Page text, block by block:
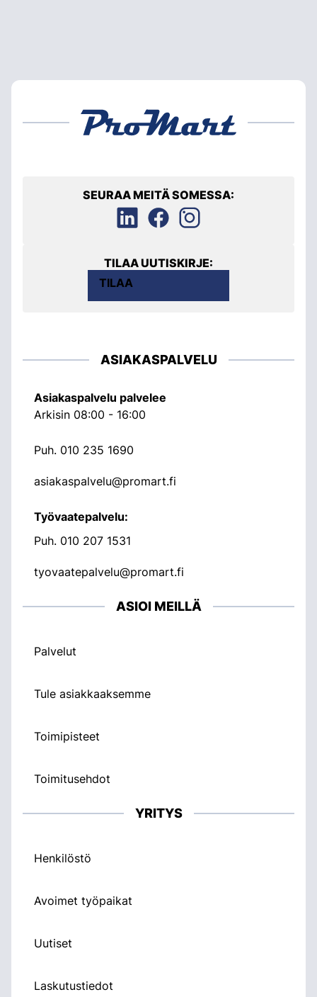
SEURAA MEITÄ SOMESSA:
TILAA UUTISKIRJE:
TILAA
ASIAKASPALVELU
Asiakaspalvelu palvelee
Arkisin 08:00 - 16:00
Puh. 010 235 1690
asiakaspalvelu@promart.fi
Työvaatepalvelu:
Puh. 010 207 1531
tyovaatepalvelu@promart.fi
ASIOI MEILLÄ
Palvelut
Tule asiakkaaksemme
Toimipisteet
Toimitusehdot
YRITYS
Henkilöstö
Avoimet työpaikat
Uutiset
Laskutustiedot